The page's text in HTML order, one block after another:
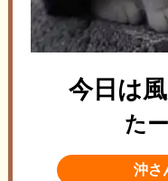
今日は
た
沖さ